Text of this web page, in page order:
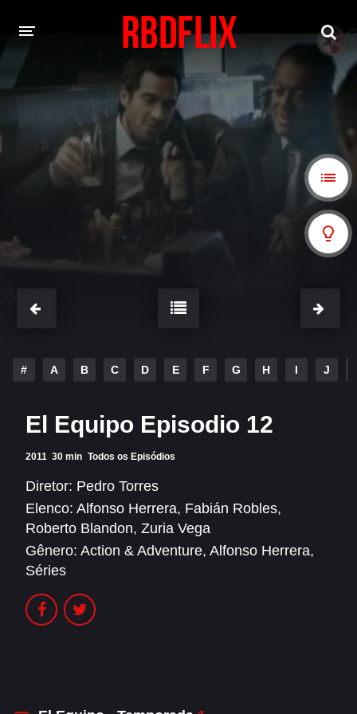
Rebelde: En Español
FILMES
Alfonso Herrera
Christian Chávez Christopher Von Uckermann
Alfonso Herrera Anahí
Dulce María Maite Perroni
RBD
SÉRIES
Anahí
Christian Chávez
Dulce María
# A B C D E F G H I J
El Equipo Episodio 12
2011 30 min Todos os Episódios
Diretor: Pedro Torres
Elenco: Alfonso Herrera, Fabián Robles,
Roberto Blandon, Zuria Vega
Gênero: Action & Adventure, Alfonso Herrera,
Séries